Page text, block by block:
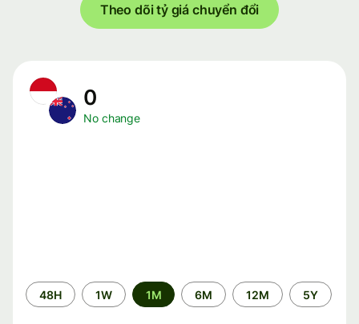
Theo dõi tỷ giá chuyển đổi
0
No change
Time
period
48H 1W 1M 6M 12M 5Y